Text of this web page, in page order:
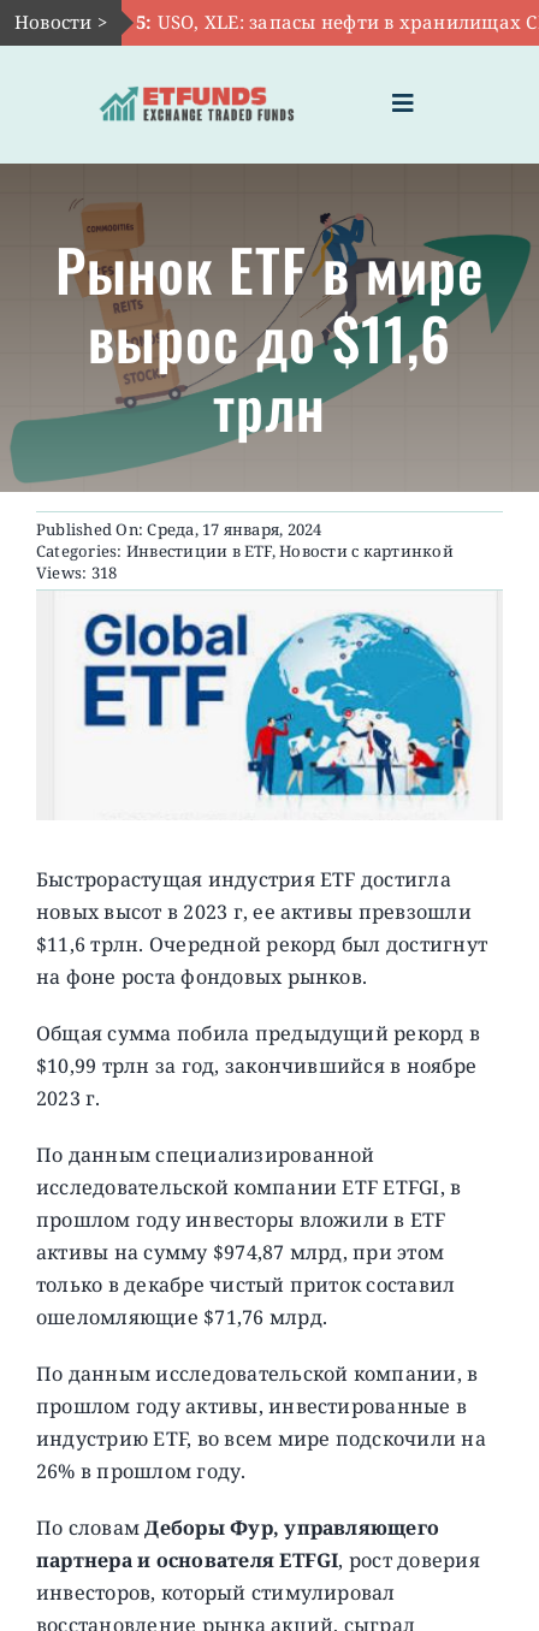
Skip
to
Новости >
Авг 5: USO, XLE: запасы нефти в хранилищах
Toggle
Navigation
ГЛАВНАЯ
ЧТО ТАКОЕ ETF
ИНВЕСТИЦИИ В ETF
ТЕМАТИЧЕСКИЕ ETF
АКТУАЛЬНЫЕ
Рынок ETF в мире
вырос до $11,6
трлн
Published On: Среда, 17 января, 2024
Categories: Инвестиции в ETF,Новости с картинкой
Views: 318
Быстрорастущая индустрия ETF достигла
новых высот в 2023 г, ее активы превзошли
$11,6 трлн. Очередной рекорд был достигнут
на фоне роста фондовых рынков.
Общая сумма побила предыдущий рекорд в
$10,99 трлн за год, закончившийся в ноябре
2023 г.
По данным специализированной
исследовательской компании ETF ETFGI, в
прошлом году инвесторы вложили в ETF
активы на сумму $974,87 млрд, при этом
только в декабре чистый приток составил
ошеломляющие $71,76 млрд.
По данным исследовательской компании, в
прошлом году активы, инвестированные в
индустрию ETF, во всем мире подскочили на
26% в прошлом году.
По словамДеборы Фур, управляющего
партнера и основателя ETFGI, рост доверия
инвесторов, который стимулировал
восстановление рынка акций, сыграл